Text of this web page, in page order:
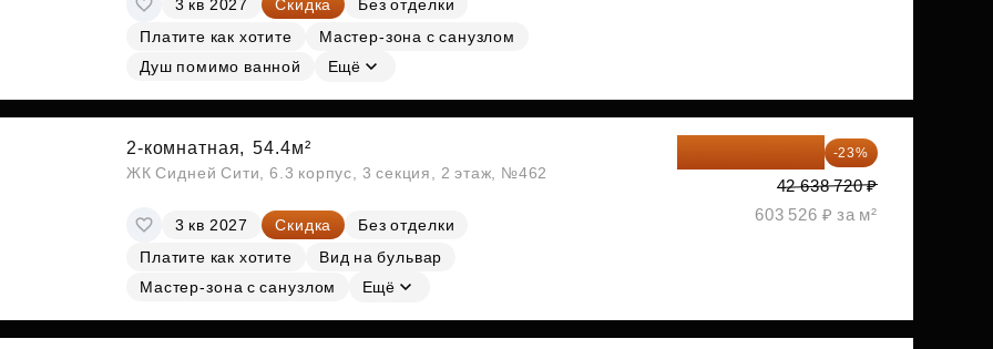
3 кв 2027 Скидка
Без отделки
Платите как хотите
Мастер-зона с санузлом
Душ помимо ванной
Ещё
2-комнатная, 54.4м²
ЖК Сидней Сити, 6.3 корпус, 3 секция, 2 этаж, №462
3 кв 2027 Скидка
Без отделки
Платите как хотите
Вид на бульвар
Мастер-зона с санузлом
Ещё
-23%
42 638 720 ₽
603 526 ₽ за м²